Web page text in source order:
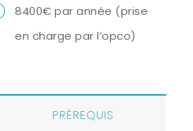
8400€ par année (prise
en charge par l’opco)
PRÉREQUIS